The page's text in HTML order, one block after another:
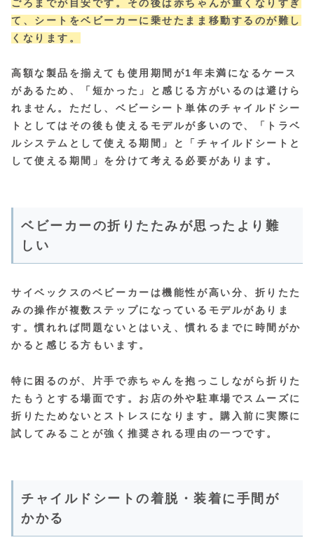
ごろまでが目安です。その後は赤ちゃんが重くなりすぎ
て、シートをベビーカーに乗せたまま移動するのが難し
くなります。
高額な製品を揃えても使用期間が1年未満になるケース
があるため、「短かった」と感じる方がいるのは避けら
れません。ただし、ベビーシート単体のチャイルドシー
トとしてはその後も使えるモデルが多いので、「トラベ
ルシステムとして使える期間」と「チャイルドシートと
して使える期間」を分けて考える必要があります。
ベビーカーの折りたたみが思ったより難
しい
サイベックスのベビーカーは機能性が高い分、折りたた
みの操作が複数ステップになっているモデルがありま
す。慣れれば問題ないとはいえ、慣れるまでに時間がか
かると感じる方もいます。
特に困るのが、
片手で赤ちゃんを抱っこしながら折りた
たもうとする場面です。お店の外や駐車場でスムーズに
折りたためないとストレスになります。購入前に実際に
試してみることが強く推奨される理由の一つです。
チャイルドシートの着脱・装着に手間が
かかる